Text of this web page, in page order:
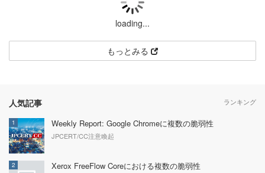
loading...
もっとみる
人気記事 ランキング
1 Weekly Report: Google Chromeに複数の脆弱性
JPCERT/CC注意喚起
2 Xerox FreeFlow Coreにおける複数の脆弱性